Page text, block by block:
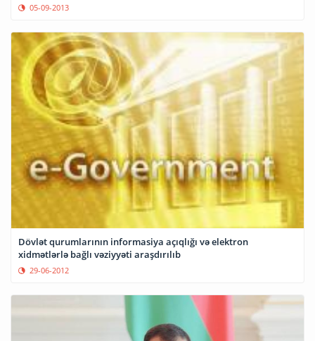
05-09-2013
Dövlət qurumlarının informasiya açıqlığı və elektron
xidmətlərlə bağlı vəziyyəti araşdırılıb
29-06-2012